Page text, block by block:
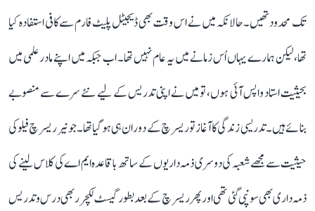
تک محدود تھیں۔ حالانکہ میں نے اس وقت بھی ڈیجیٹل پلیٹ فارم سے کافی استفادہ کیا
تھا، لیکن ہمارے یہاں اُس زمانے میں یہ عام نہیں تھا۔ اب جبکہ میں اپنے مادر علمی میں
بحیثیت استاد واپس آئی ہوں، تو میں نے اپنی تدریس کے لیے نئے سرے سے منصوبے
بنائے ہیں۔ تدریسی زندگی کا آغاز تو ریسرچ کے دوران ہی ہو گیا تھا۔ جونیر ریسرچ فیلو کی
حیثیت سے مجھے شعبہ کی دوسری ذمہ داریوں کے ساتھ باقاعدہ ایم اے کی کلاس لینے کی
ذمہ داری بھی سونپی گئی تھی اور پھر ریسرچ کے بعد بطور گیسٹ لکچرر بھی درس و تدریس